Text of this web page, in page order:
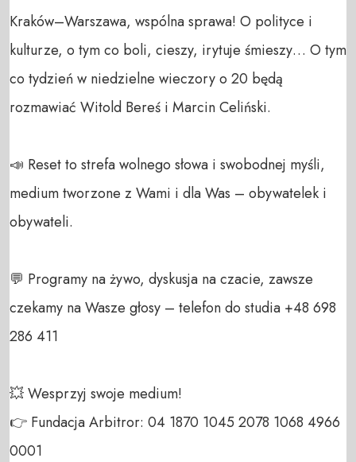
Kraków–Warszawa, wspólna sprawa! O polityce i
kulturze, o tym co boli, cieszy, irytuje śmieszy… O tym
co tydzień w niedzielne wieczory o 20 będą
rozmawiać Witold Bereś i Marcin Celiński.
📣 Reset to strefa wolnego słowa i swobodnej myśli,
medium tworzone z Wami i dla Was – obywatelek i
obywateli.
💬 Programy na żywo, dyskusja na czacie, zawsze
czekamy na Wasze głosy – telefon do studia +48 698
286 411
💥 Wesprzyj swoje medium!
👉 Fundacja Arbitror: 04 1870 1045 2078 1068 4966
0001